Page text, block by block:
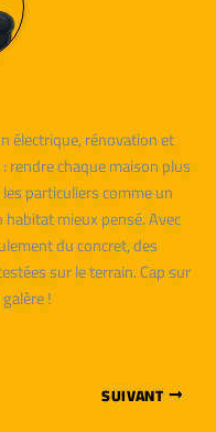
électrique, rénovation et
chaque maison plus
particuliers comme un
mieux pensé. Avec
du concret, des
sur le terrain. Cap sur
!
SUIVANT